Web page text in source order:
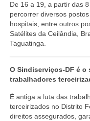
De 16 a 19, a partir das
percorrer diversos
hospitais, entre outros
Satélites da Ceilândia,
Taguatinga.
O Sindiserviços-DF é
trabalhadores
É antiga a luta das
terceirizados no Distrito
direitos assegurados,